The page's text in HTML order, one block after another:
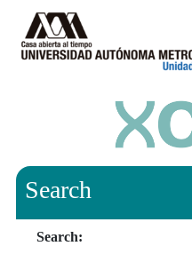
Search
Search: